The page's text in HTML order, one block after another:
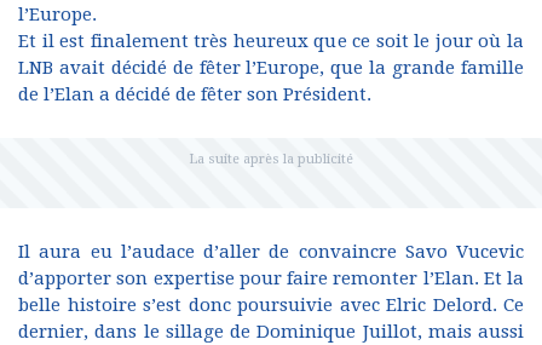
l’Europe.
Et il est finalement très heureux que ce soit le jour où la
LNB avait décidé de fêter l’Europe, que la grande famille
de l’Elan a décidé de fêter son Président.
Il aura eu l’audace d’aller de convaincre Savo Vucevic
d’apporter son expertise pour faire remonter l’Elan. Et la
belle histoire s’est donc poursuivie avec Elric Delord. Ce
dernier, dans le sillage de Dominique Juillot, mais aussi